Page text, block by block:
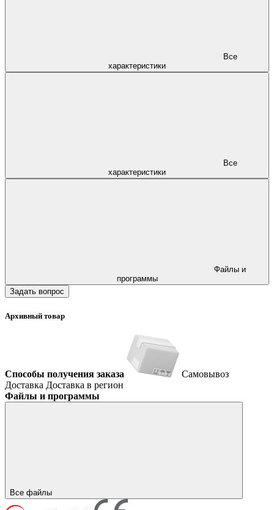
характеристики
характеристики
программы
Задать вопрос
Архивный товар
Способы получения заказа
Самовывоз
Доставка Доставка в регион
Файлы и программы
Все файлы